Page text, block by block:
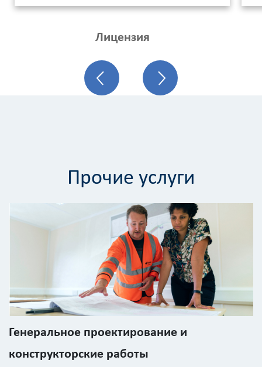
Лицензия
Прочие услуги
Генеральное проектирование и
конструкторские работы
расчёта
работ
Вид
работ
Площадь
?